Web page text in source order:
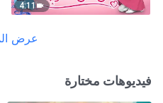
4:11
عرض
فيديوهات مختارة